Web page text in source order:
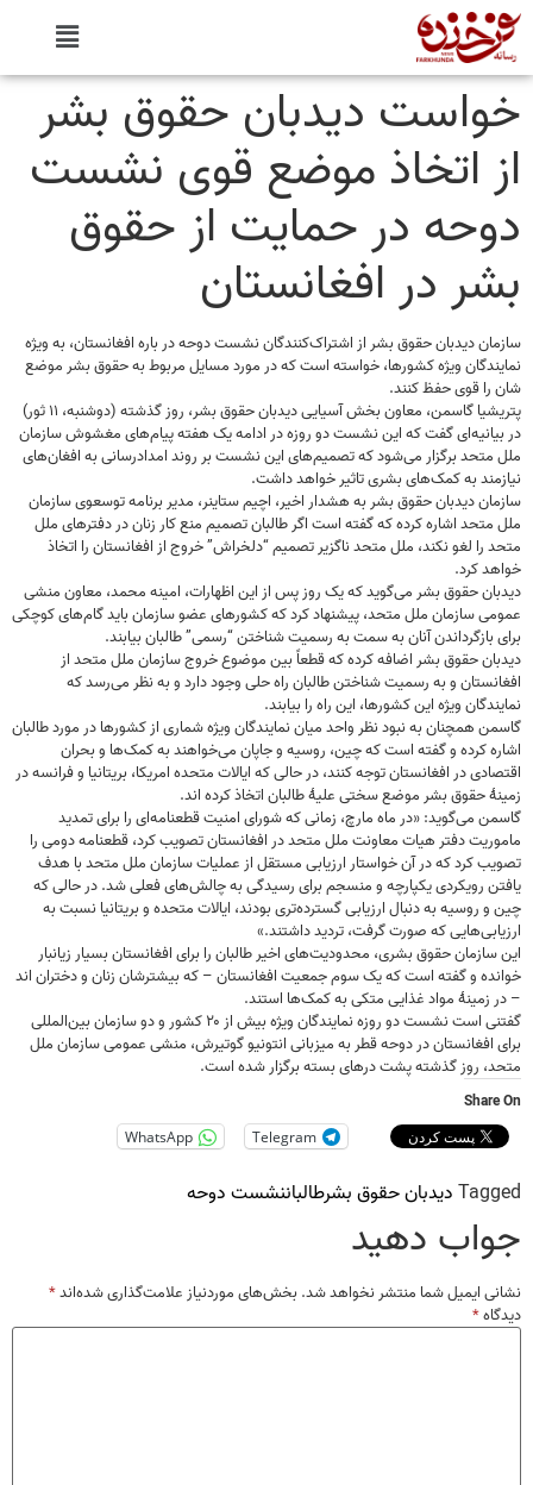
خواست دیدبان حقوق بشر
از اتخاذ موضع قوی نشست
دوحه در حمایت از حقوق
بشر در افغانستان
سازمان دیدبان حقوق بشر از اشتراک‌کنندگان نشست دوحه در باره افغانستان، به ویژه
نمایندگان ویژه کشورها، خواسته است که در مورد مسایل مربوط به حقوق بشر موضع
شان را قوی حفظ کنند.
پتریشیا گاسمن، معاون بخش آسیایی دیدبان حقوق بشر، روز گذشته (دوشنبه، ۱۱ ثور)
در بیانیه‌ای گفت که این نشست دو روزه در ادامه یک هفته پیام‌های مغشوش سازمان
ملل متحد برگزار می‌شود که تصمیم‌های این نشست بر روند امدادرسانی به افغان‌های
نیازمند به کمک‌های بشری تاثیر خواهد داشت.
سازمان دیدبان حقوق بشر به هشدار اخیر، اچیم ستاینر، مدیر برنامه توسعوی سازمان
ملل متحد اشاره کرده که گفته است اگر طالبان تصمیم منع کار زنان در دفترهای ملل
متحد را لغو نکند، ملل متحد ناگزیر تصمیم “دلخراش” خروج از افغانستان را اتخاذ
خواهد کرد.
دیدبان حقوق بشر می‌گوید که یک روز پس از این اظهارات، امینه ‌محمد، معاون منشی
عمومی سازمان ملل متحد، پیشنهاد کرد که کشورهای عضو سازمان باید گام‌های کوچکی
برای بازگرداندن آنان به سمت به رسمیت شناختن “رسمی” طالبان بیابند.
دیدبان حقوق بشر اضافه کرده که قطعاً بین موضوع خروج سازمان ملل متحد از
افغانستان و به رسمیت شناختن طالبان راه حلی وجود دارد و به نظر می‌رسد که
نمایندگان ویژه این کشورها، این راه را بیابند.
گاسمن همچنان به نبود نظر واحد میان نمایندگان ویژه شماری از کشورها در مورد طالبان
اشاره کرده و گفته است که چین، روسیه و جاپان می‌خواهند به کمک‌ها و بحران
اقتصادی در افغانستان توجه کنند، در حالی که ایالات متحده امریکا، بریتانیا و فرانسه در
زمینۀ حقوق بشر موضع سختی علیۀ طالبان اتخاذ کرده اند.
گاسمن می‌گوید: «در ماه مارچ، زمانی که شورای امنیت قطعنامه‌ای را برای تمدید
ماموریت دفتر هیات معاونت ملل متحد در افغانستان تصویب کرد، قطعنامه دومی را
تصویب کرد که در آن خواستار ارزیابی مستقل از عملیات سازمان ملل متحد با هدف
یافتن رویکردی یکپارچه و منسجم برای رسیدگی به چالش‌های فعلی شد. در حالی که
چین و روسیه به دنبال ارزیابی گسترده‌تری بودند، ایالات متحده و بریتانیا نسبت به
ارزیابی‌هایی که صورت گرفت، تردید داشتند.»
این سازمان حقوق بشری، محدودیت‌های اخیر طالبان را برای افغانستان بسیار زیانبار
خوانده و گفته است که یک سوم جمعیت افغانستان – که بیشترشان زنان و دختران اند
– در زمینۀ مواد غذایی متکی به کمک‌ها استند.
گفتنی است نشست دو روزه نمایندگان ویژه بیش از ۲۰ کشور و دو سازمان بین‌المللی
برای افغانستان در دوحه قطر به میزبانی انتونیو گوتیرش، منشی عمومی سازمان ملل
متحد، روز گذشته پشت درهای بسته برگزار شده است.
Share On
Telegram
WhatsApp
Taggedدیدبان حقوق بشرطالباننشست دوحه
جواب دهید
نشانی ایمیل شما منتشر نخواهد شد.بخش‌های موردنیاز علامت‌گذاری شده‌اند*
دیدگاه*